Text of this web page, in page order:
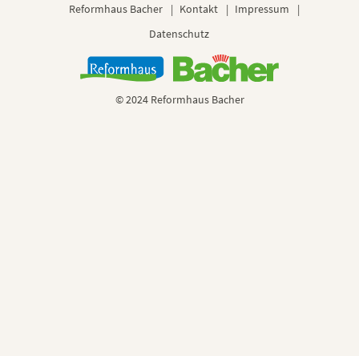
Reformhaus Bacher Kontakt
Impressum
Datenschutz
© 2024 Reformhaus Bacher